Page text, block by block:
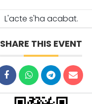
L'acte s'ha acabat.
SHARE THIS EVENT